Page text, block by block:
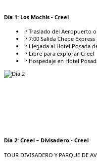
Día 1: Los Mochis - Creel
Traslado del Aeropuerto
7:00 Salida Chepe
Llegada al Hotel Posada
Libre para explorar Creel
Hospedaje en Hotel
Día 2: Creel – Divisadero - Creel
TOUR DIVISADERO Y PARQUE DE